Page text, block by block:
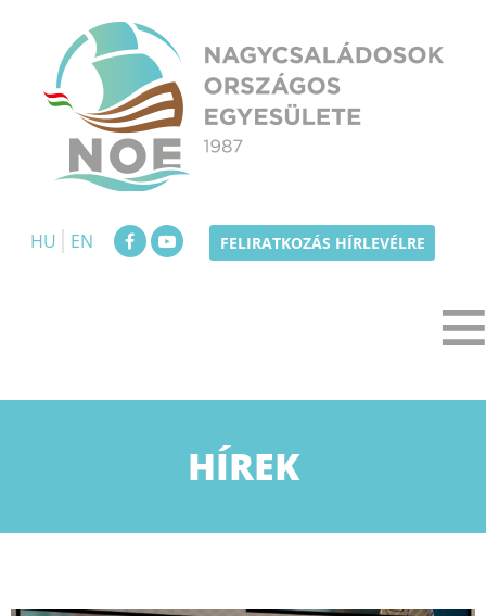
content
HU
EN FELIRATKOZÁS HÍRLEVÉLRE
KATEGÓRIA:
HÍREK